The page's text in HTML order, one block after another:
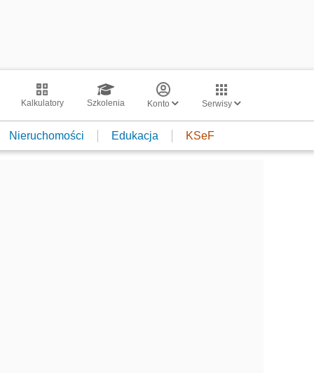
Kalkulatory Szkolenia Konto Serwisy
Nieruchomości Edukacja KSeF